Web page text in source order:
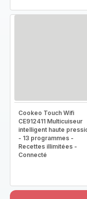
Cookeo Touch Wifi
CE912411 Multicuiseur
intelligent haute
- 13 programmes -
Recettes illimitées -
Connecté